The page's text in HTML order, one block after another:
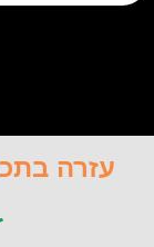
עזרה